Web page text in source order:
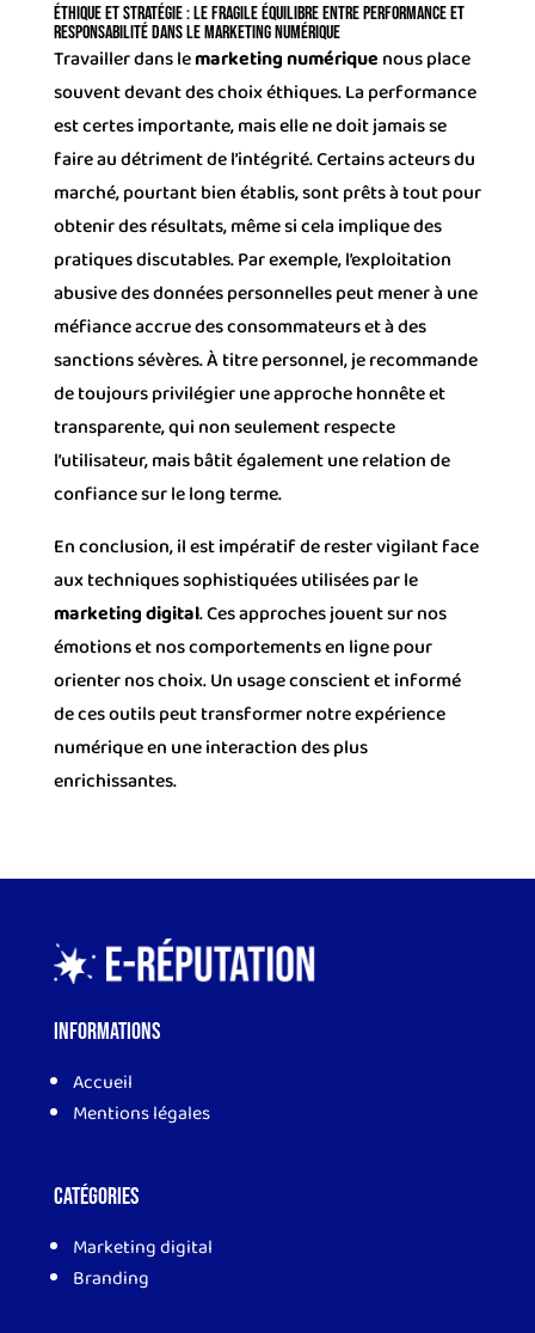
Éthique et stratégie : Le fragile équilibre entre performance et
responsabilité dans le marketing numérique
Travailler dans lemarketing numériquenous place
souvent devant des choix éthiques. La performance
est certes importante, mais elle ne doit jamais se
faire au détriment de l’intégrité. Certains acteurs du
marché, pourtant bien établis, sont prêts à tout pour
obtenir des résultats, même si cela implique des
pratiques discutables. Par exemple, l’exploitation
abusive des données personnelles peut mener à une
méfiance accrue des consommateurs et à des
sanctions sévères. À titre personnel, je recommande
de toujours privilégier une approche honnête et
transparente, qui non seulement respecte
l’utilisateur, mais bâtit également une relation de
confiance sur le long terme.
En conclusion, il est impératif de rester vigilant face
aux techniques sophistiquées utilisées par le
marketing digital. Ces approches jouent sur nos
émotions et nos comportements en ligne pour
orienter nos choix. Un usage conscient et informé
de ces outils peut transformer notre expérience
numérique en une interaction des plus
enrichissantes.
Informations
Accueil
Mentions légales
Catégories
Marketing digital
Branding